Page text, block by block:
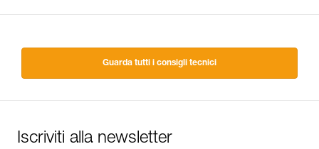
Guarda tutti i consigli tecnici
Iscriviti alla newsletter